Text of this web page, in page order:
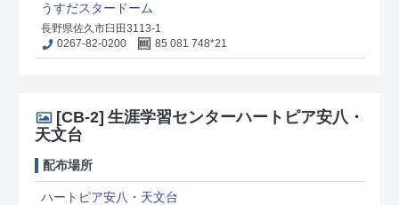
うすだスタードーム
長野県佐久市臼田3113-1
0267-82-0200
85 081 748*21
[CB-2] 生涯学習センターハートピア安八・
天文台
配布場所
ハートピア安八・天文台